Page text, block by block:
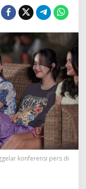
konferensi pers di